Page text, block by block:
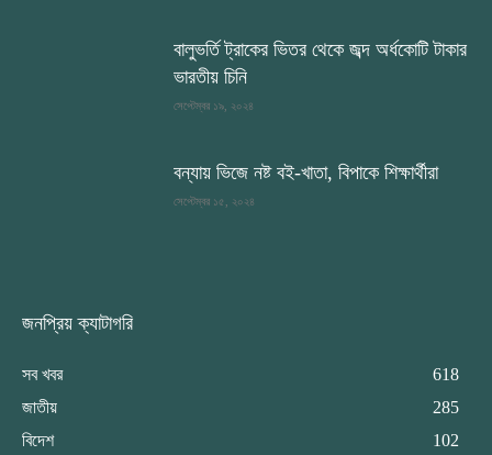
বালুভর্তি ট্রাকের ভিতর থেকে জব্দ অর্ধকোটি টাকার
ভারতীয় চিনি
সেপ্টেম্বর ১৯, ২০২৪
বন্যায় ভিজে নষ্ট বই-খাতা, বিপাকে শিক্ষার্থীরা
সেপ্টেম্বর ১৫, ২০২৪
জনপ্রিয় ক্যাটাগরি
সব খবর
618
জাতীয়
285
বিদেশ
102